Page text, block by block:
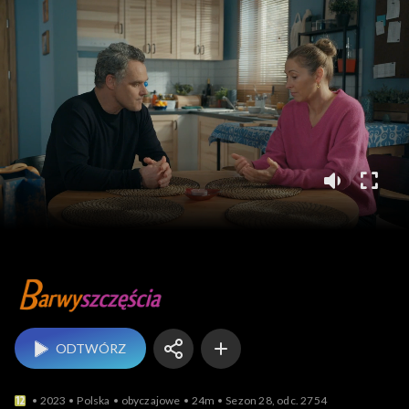
Barwy szczęścia
ODTWÓRZ
2023 Polska obyczajowe 24m Sezon 28, odc. 2754